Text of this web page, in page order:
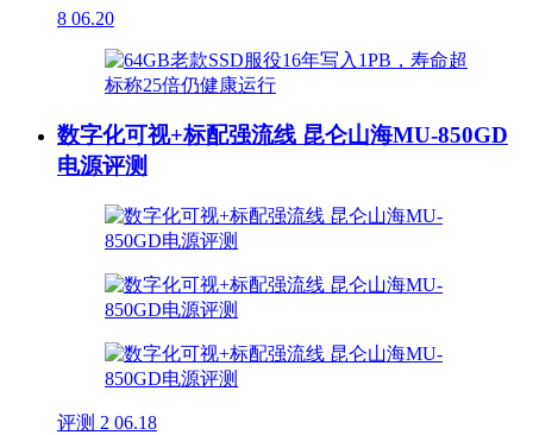
8 06.20
数字化可视+标配强流线 昆仑山海MU-850GD
电源评测
评测 2 06.18